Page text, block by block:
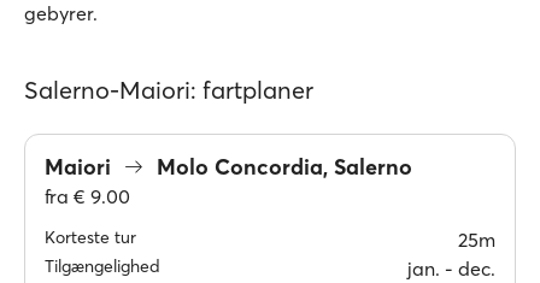
gebyrer.
Salerno-Maiori: fartplaner
Maiori Molo Concordia, Salerno
fra € 9.00
Korteste tur 25m
Tilgængelighed jan. ‐ dec.